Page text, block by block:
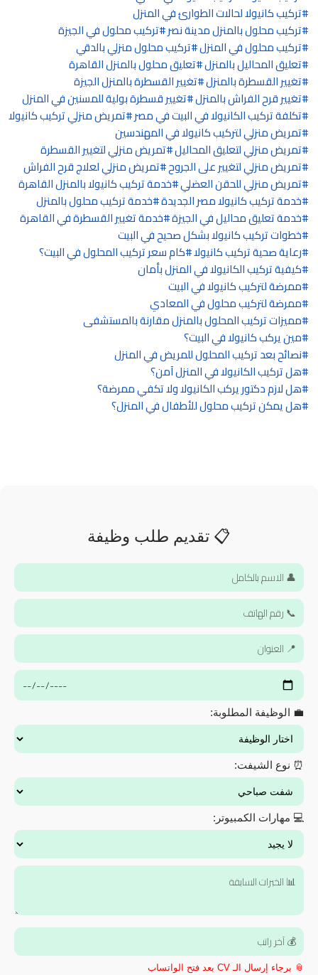
تركيب كانيولا لحالات الطوارئ في المنزل
تركيب محلول بالمنزل مدينة نصر تركيب محلول في الجيزة
تركيب محلول في المنزل تركيب محلول منزلي بالدقي
تعليق المحاليل بالمنزل تعليق محلول بالمنزل القاهرة
تغيير القسطرة بالمنزل تغيير القسطرة بالمنزل الجيزة
تغيير قرح الفراش بالمنزل تغيير قسطرة بولية للمسنين في المنزل
تكلفة تركيب الكانيولا في البيت في مصر تمريض منزلي تركيب كانيولا
تمريض منزلي لتركيب كانيولا في المهندسين
تمريض منزلي لتعليق المحاليل تمريض منزلي لتغيير القسطرة
تمريض منزلي لتغيير على الجروح تمريض منزلي لعلاج قرح الفراش
تمريض منزلي للحقن العضلي خدمة تركيب كانيولا بالمنزل القاهرة
خدمة تركيب كانيولا مصر الجديدة خدمة تركيب محلول بالمنزل
خدمة تعليق محاليل في الجيزة خدمة تغيير القسطرة في القاهرة
خطوات تركيب كانيولا بشكل صحيح في البيت
رعاية صحية تركيب كانيولا كام سعر تركيب المحلول في البيت؟
كيفية تركيب الكانيولا في المنزل بأمان
ممرضة لتركيب كانيولا في البيت
ممرضة لتركيب محلول في المعادي
مميزات تركيب المحلول بالمنزل مقارنة بالمستشفى
مين يركب كانيولا في البيت؟
نصائح بعد تركيب المحلول للمريض في المنزل
هل تركيب الكانيولا في المنزل آمن؟
هل لازم دكتور يركب الكانيولا ولا تكفي ممرضة؟
هل يمكن تركيب محلول للأطفال في المنزل؟
📋 تقديم طلب وظيفة
💼 الوظيفة المطلوبة:
⏰ نوع الشيفت:
💻 مهارات الكمبيوتر:
📎 برجاء إرسال الـ CV بعد فتح الواتساب